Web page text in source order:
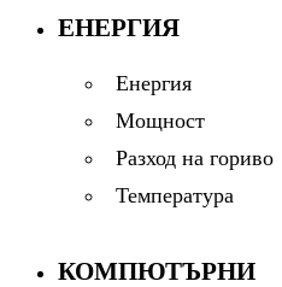
ЕНЕРГИЯ
Енергия
Мощност
Разход на гориво
Температура
КОМПЮТЪРНИ